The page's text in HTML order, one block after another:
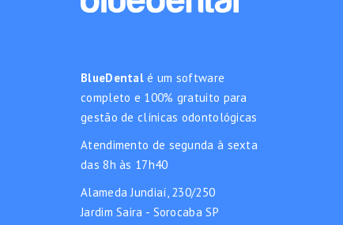
BlueDental é um software
completo e 100% gratuito para
gestão de clínicas odontológicas
Atendimento de segunda à sexta
das 8h às 17h40
Alameda Jundiaí, 230/250
Jardim Saira - Sorocaba SP